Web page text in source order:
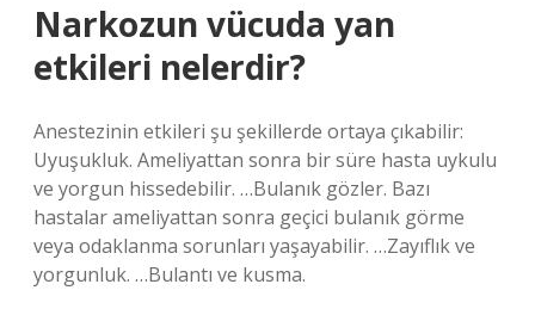
Narkozun vücuda yan
etkileri nelerdir?
Anestezinin etkileri şu şekillerde ortaya çıkabilir:
Uyuşukluk. Ameliyattan sonra bir süre hasta uykulu
ve yorgun hissedebilir. …Bulanık gözler. Bazı
hastalar ameliyattan sonra geçici bulanık görme
veya odaklanma sorunları yaşayabilir. …Zayıflık ve
yorgunluk. …Bulantı ve kusma.